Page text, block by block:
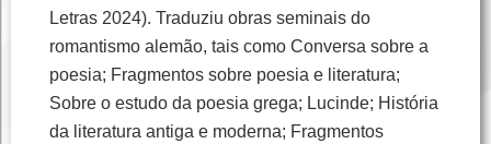
Letras 2024). Traduziu obras seminais do
romantismo alemão, tais como Conversa sobre a
poesia; Fragmentos sobre poesia e literatura;
Sobre o estudo da poesia grega; Lucinde; História
da literatura antiga e moderna; Fragmentos